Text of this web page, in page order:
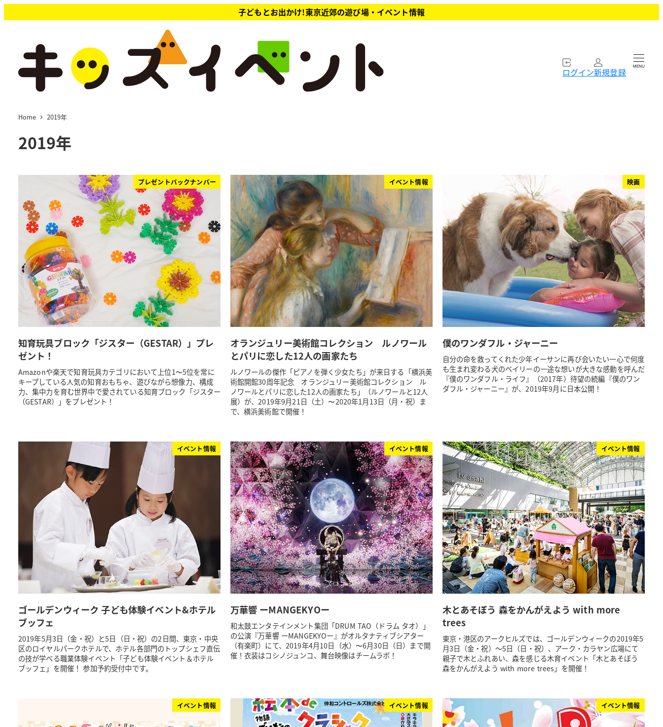
イ
子どもとお出かけ!東京近郊の遊び場・イベント情報
ログイン新規登録 MENU
Home 2019年
2019年
プレゼントバックナンバー
知育玩具ブロック「ジスター（GESTAR）」プレ
ゼント！
Amazonや楽天で知育玩具カテゴリにおいて上位1〜5位を常に
キープしている人気の知育おもちゃ、遊びながら想像力、構成
力、集中力を育む世界中で愛されている知育ブロック「ジスター
（GESTAR）」をプレゼント！
イベント情報
オランジュリー美術館コレクション ルノワール
とパリに恋した12人の画家たち
ルノワールの傑作「ピアノを弾く少女たち」が来日する「横浜美
術館開館30周年記念 オランジュリー美術館コレクション ル
ノワールとパリに恋した12人の画家たち」（ルノワールと12人
展）が、2019年9月21日（土）〜2020年1月13日（月・祝）ま
で、横浜美術館で開催！
映画
僕のワンダフル・ジャーニー
自分の命を救ってくれた少年イーサンに再び会いたい一心で何度
も生まれ変わる犬のベイリーの一途な想いが大きな感動を呼んだ
『僕のワンダフル・ライフ』（2017年）待望の続編『僕のワン
ダフル・ジャーニー』が、2019年9月に日本公開！
イベント情報
ゴールデンウィーク 子ども体験イベント&ホテル
ブッフェ
2019年5月3日（金・祝）と5日（日・祝）の2日間、東京・中央
区のロイヤルパークホテルで、ホテル各部門のトップシェフ直伝
の技が学べる職業体験イベント「子ども体験イベント＆ホテル
ブッフェ」を開催！ 参加予約受付中です。
イベント情報
万華響 ーMANGEKYOー
和太鼓エンタテインメント集団「DRUM TAO（ドラム タオ）」
の公演『万華響 ーMANGEKYOー』がオルタナティブシアター
（有楽町）にて、2019年4月10日（水）〜6月30日（日）まで開
催！衣装はコシノジュンコ、舞台映像はチームラボ！
イベント情報
木とあそぼう 森をかんがえよう with more
trees
東京・港区のアークヒルズでは、ゴールデンウィークの2019年5
月3日（金・祝）～5日（日・祝）、アーク・カラヤン広場にて
親子で木とふれあい、森を感じる木育イベント「木とあそぼう
森をかんがえよう with more trees」を開催！
イベント情報 イベント情報 イベント情報